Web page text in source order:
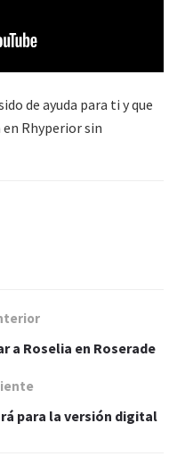
de ayuda para ti y que
Rhyperior sin
a Roselia en Roserade
para la versión digital